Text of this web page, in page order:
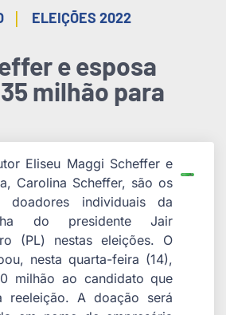
| ELEIÇÕES 2022
e esposa
milhão para
Eliseu Maggi Scheffer e
Carolina Scheffer, são os
doadores individuais da
do presidente Jair
(PL) nestas eleições. O
nesta quarta-feira (14),
milhão ao candidato que
reeleição. A doação será